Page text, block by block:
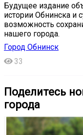
Будущее издание
истории Обнинска и
возможность
нашего города.
Город Обнинск
33
Поделитесь
города